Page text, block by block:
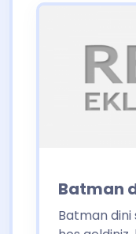
Batman
Batman